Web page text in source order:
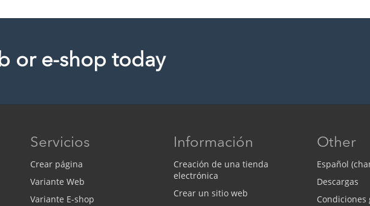
or e-shop today
Servicios
Crear página
Variante Web
Variante E-shop
Información
Creación de una tienda
electrónica
Crear un sitio web
Other
Español
Descargas
Condiciones